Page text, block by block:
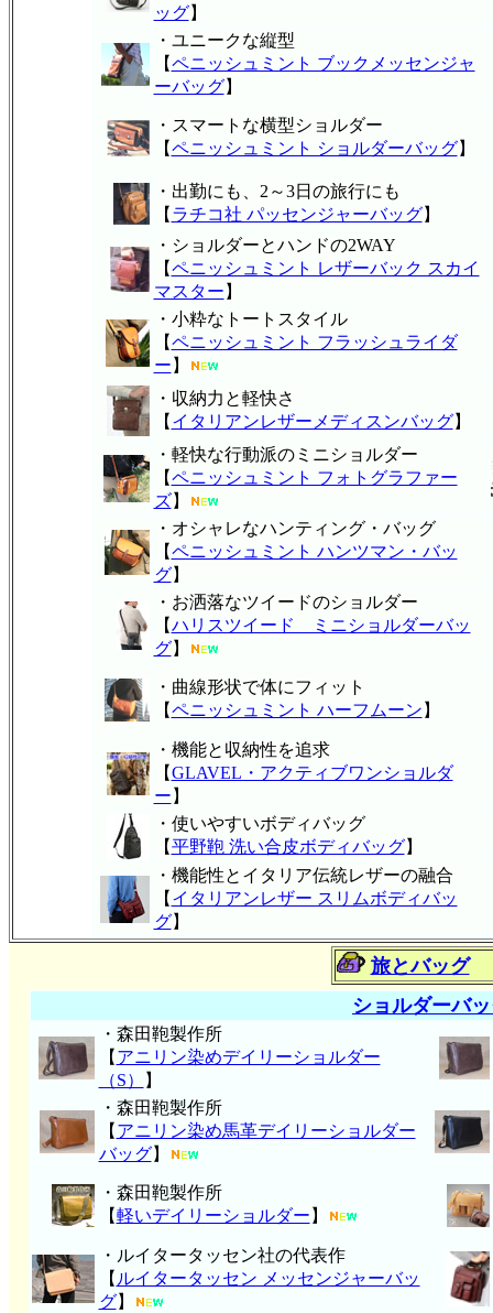
ッグ】
・ユニークな縦型
【ペニッシュミント ブックメッセンジャ
ーバッグ】
・スマートな横型ショルダー
【ペニッシュミント ショルダーバッグ】
・出勤にも、2～3日の旅行にも
【 ラチコ社 パッセンジャーバッグ】
・ショルダーとハンドの2WAY
【ペニッシュミント レザーバック スカイ
マスター 】
・小粋なトートスタイル
【ペニッシュミント フラッシュライダ
ー 】
・収納力と軽快さ
【 イタリアンレザーメディスンバッグ】
・軽快な行動派のミニショルダー
【ペニッシュミント フォトグラファー
ズ】
・オシャレなハンティング・バッグ
【ペニッシュミント ハンツマン・バッ
グ】
・お洒落なツイードのショルダー
【ハリスツイード ミニショルダーバッ
グ】
・曲線形状で体にフィット
【ペニッシュミント ハーフムーン 】
・機能と収納性を追求
【GLAVEL・アクティブワンショルダ
ー 】
・使いやすいボディバッグ
【平野鞄 洗い合皮ボディバッグ】
・機能性とイタリア伝統レザーの融合
【 イタリアンレザー スリムボディバッ
グ】
旅とバッグ
ショルダーバ
・森田鞄製作所
【 アニリン染めデイリーショルダー
（S）
】
・森田鞄製作所
【 アニリン染め馬革デイリーショルダー
バッグ】
・森田鞄製作所
【軽いデイリーショルダー 】
・ルイタータッセン社の代表作
【 ルイタータッセン メッセンジャーバッ
グ】